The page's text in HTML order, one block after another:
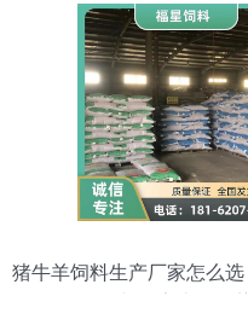
猪牛羊饲料生产厂家怎么